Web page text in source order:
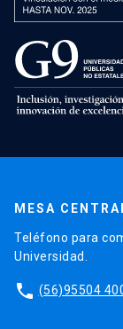
MESA
Teléfono para
Universidad.
phone (56)95504